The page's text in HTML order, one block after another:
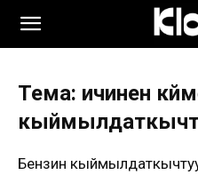
Тема: ичинен
Бензин кыймылдаткычтуу